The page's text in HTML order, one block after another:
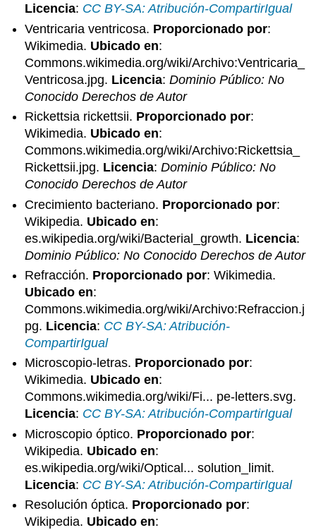
Licencia: CC BY-SA: Atribución-CompartirIgual
Ventricaria ventricosa. Proporcionado por:
Wikimedia. Ubicado en:
Commons.wikimedia.org/wiki/Archivo:Ventricaria_
Ventricosa.jpg. Licencia:Dominio Público: No
Conocido Derechos de Autor
Rickettsia rickettsii. Proporcionado por:
Wikimedia. Ubicado en:
Commons.wikimedia.org/wiki/Archivo:Rickettsia_
Rickettsii.jpg. Licencia:Dominio Público: No
Conocido Derechos de Autor
Crecimiento bacteriano. Proporcionado por:
Wikipedia. Ubicado en:
es.wikipedia.org/wiki/Bacterial_growth. Licencia:
Dominio Público: No Conocido Derechos de Autor
Refracción. Proporcionado por: Wikimedia.
Ubicado en:
Commons.wikimedia.org/wiki/Archivo:Refraccion.j
pg. Licencia: CC BY-SA: Atribución-
CompartirIgual
Microscopio-letras. Proporcionado por:
Wikimedia. Ubicado en:
Commons.wikimedia.org/wiki/Fi... pe-letters.svg.
Licencia: CC BY-SA: Atribución-CompartirIgual
Microscopio óptico. Proporcionado por:
Wikipedia. Ubicado en:
es.wikipedia.org/wiki/Optical... solution_limit.
Licencia: CC BY-SA: Atribución-CompartirIgual
Resolución óptica. Proporcionado por:
Wikipedia. Ubicado en: